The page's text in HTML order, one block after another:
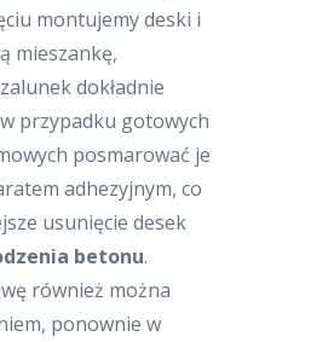
montujemy deski i
mieszankę,
dokładnie
przypadku gotowych
posmarować je
adhezyjnym, co
usunięcie desek
betonu.
również można
ponownie w